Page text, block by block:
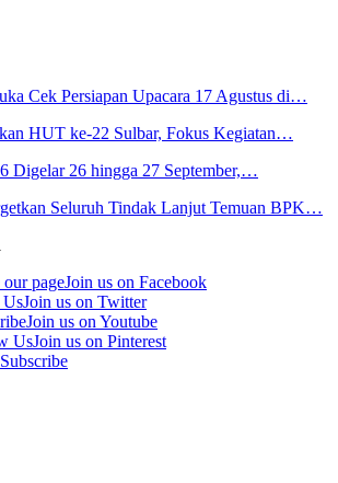
Cek Persiapan Upacara 17 Agustus di…
HUT ke-22 Sulbar, Fokus Kegiatan…
Digelar 26 hingga 27 September,…
Seluruh Tindak Lanjut Temuan BPK…
pageJoin us on Facebook
Join us on Twitter
Join us on Youtube
UsJoin us on Pinterest
Subscribe